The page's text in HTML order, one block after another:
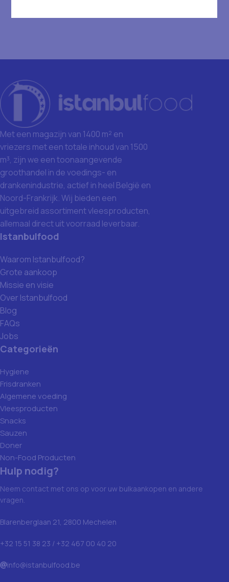
Met een magazijn van 1400 m² en
vriezers met een totale inhoud van 1500
m³, zijn we een toonaangevende
groothandel in de voedings- en
drankenindustrie, actief in heel België en
Noord-Frankrijk. Wij bieden een
uitgebreid assortiment vleesproducten,
allemaal direct uit voorraad leverbaar.
Istanbulfood
Waarom Istanbulfood?
Grote aankoop
Missie en visie
Over Istanbulfood
Blog
FAQs
Jobs
Categorieën
Hygiene
Frisdranken
Algemene voeding
Vleesproducten
Snacks
Sauzen
Doner
Non-Food Producten
Hulp nodig?
Neem contact met ons op voor uw bulkaankopen en andere
vragen.
Blarenberglaan 21, 2800 Mechelen
+32 15 51 38 23 / +32 467 00 40 20
info@istanbulfood.be